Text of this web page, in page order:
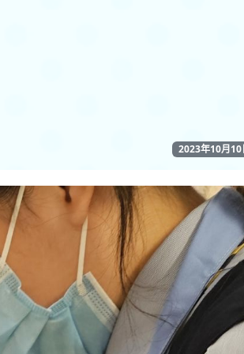
2023年10月10